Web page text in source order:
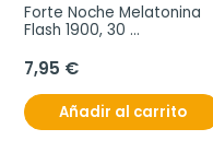
Forte Noche Melatonina
Flash 1900, 30
bucodispersables
7,95 €
Añadir al carrito